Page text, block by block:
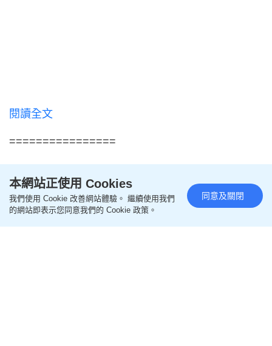
閱讀全文
================
更多生活熱話相關文章
即likeOh爸媽FB，緊貼一手親子資訊
本網站正使用 Cookies
我們使用 Cookie 改善網站體驗。 繼續使用我們
的網站即表示您同意我們的 Cookie 政策。
同意及關閉